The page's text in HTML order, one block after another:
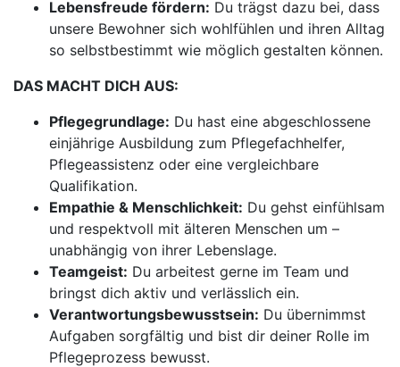
Lebensfreude fördern: Du trägst dazu bei, dass
unsere Bewohner sich wohlfühlen und ihren Alltag
so selbstbestimmt wie möglich gestalten können.
DAS MACHT DICH AUS:
Pflegegrundlage: Du hast eine abgeschlossene
einjährige Ausbildung zum Pflegefachhelfer,
Pflegeassistenz oder eine vergleichbare
Qualifikation.
Empathie & Menschlichkeit: Du gehst einfühlsam
und respektvoll mit älteren Menschen um –
unabhängig von ihrer Lebenslage.
Teamgeist: Du arbeitest gerne im Team und
bringst dich aktiv und verlässlich ein.
Verantwortungsbewusstsein: Du übernimmst
Aufgaben sorgfältig und bist dir deiner Rolle im
Pflegeprozess bewusst.